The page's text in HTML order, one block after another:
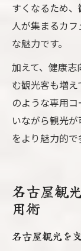
すくなるため
人が集まるカ
な魅力です。
加えて、健康
む観光客も増
のような専用
いながら観光
をより魅力的で
名古屋観
用術
名古屋観光を